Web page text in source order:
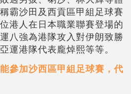
霸沙田及西貢區甲組足球賽
港人在日本職業聯賽登場的
八強為港隊攻入對伊朗致勝
運港隊代表龐焯熙等等。
參加沙西區甲組足球賽，代